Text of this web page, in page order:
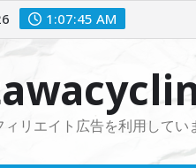
1:07:46 AM
リエイト広告を利用してい